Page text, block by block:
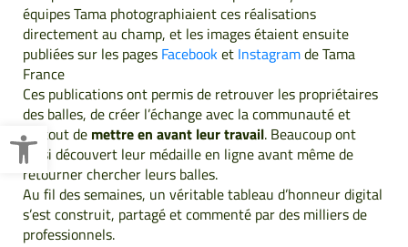
Ouvrir la barre d’outils
équipes Tama photographiaient ces réalisations
directement au champ, et les images étaient ensuite
publiées sur les pages Facebooket InstagramdeTama
France
Ces publications ont permis de retrouver les propriétaires
des balles, de créer l’échange avec la communauté et
surtout de mettre en avant leur travail. Beaucoup ont
ainsi découvert leur médaille en ligne avant même de
retourner chercher leurs balles.
Au fil des semaines, un véritable tableau d’honneur digital
s’est construit, partagé et commenté par des milliers de
professionnels.